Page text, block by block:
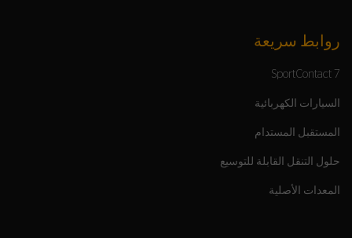
روابط سريعة
SportContact 7
السيارات الكهربائية
المستقبل المستدام
حلول التنقل القابلة للتوسيع
المعدات الأصلية